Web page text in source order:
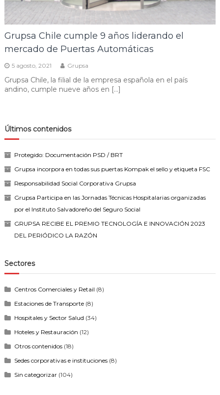
Grupsa Chile cumple 9 años liderando el
mercado de Puertas Automáticas
5 agosto, 2021 Grupsa
Grupsa Chile, la filial de la empresa española en el país
andino, cumple nueve años en […]
Últimos contenidos
Protegido: Documentación PSD / BRT
Grupsa incorpora en todas sus puertas Kompak el sello y etiqueta FSC
Responsabilidad Social Corporativa Grupsa
Grupsa Participa en las Jornadas Técnicas Hospitalarias organizadas
por el Instituto Salvadoreño del Seguro Social
GRUPSA RECIBE EL PREMIO TECNOLOGÍA E INNOVACIÓN 2023
DEL PERIÓDICO LA RAZÓN
Sectores
Centros Comerciales y Retail (8)
Estaciones de Transporte(8)
Hospitales y Sector Salud (34)
Hoteles y Restauración (12)
Otros contenidos(18)
Sedes corporativas e instituciones(8)
Sin categorizar(104)